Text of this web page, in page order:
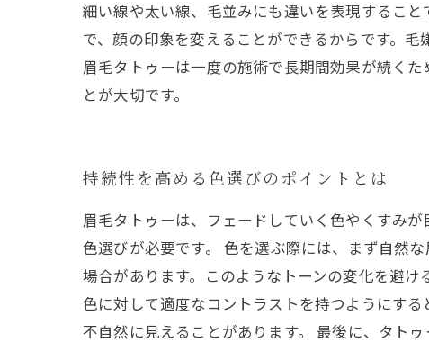
細い線や太い線、毛並みにも違いを表現するこ
で、顔の印象を変えることができるからです。
眉毛タトゥーは一度の施術で長期間効果が続く
とが大切です。
持続性を高める色選びのポイントとは
眉毛タトゥーは、フェードしていく色やくすみ
色選びが必要です。 色を選ぶ際には、まず自然
場合があります。このようなトーンの変化を避
色に対して適度なコントラストを持つようにす
不自然に見えることがあります。 最後に、タト